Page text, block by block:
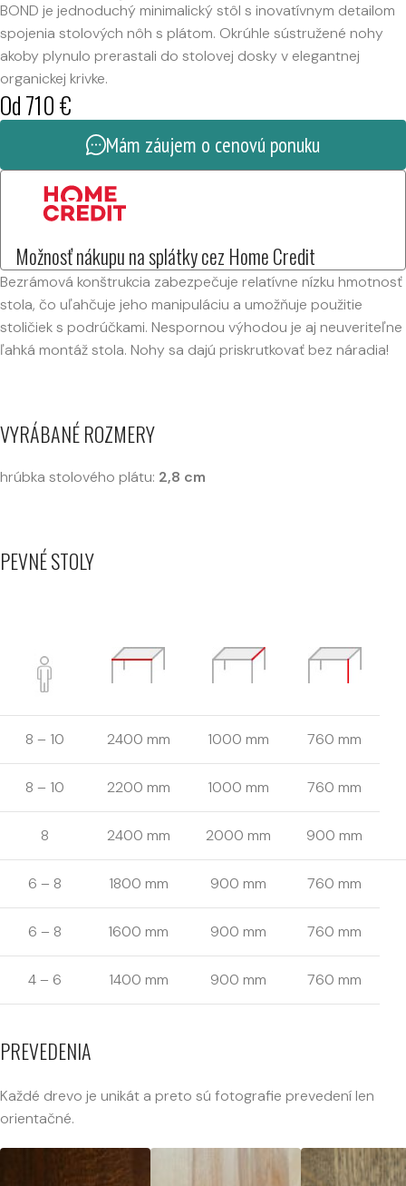
BOND je jednoduchý minimalický stôl s inovatívnym detailom
spojenia stolových nôh s plátom. Okrúhle sústružené nohy
akoby plynulo prerastali do stolovej dosky v elegantnej
organickej krivke.
Od710€
Mám záujem o cenovú ponuku
Možnosť nákupu na splátky cez Home Credit
Bezrámová konštrukcia zabezpečuje relatívne nízku hmotnosť
stola, čo uľahčuje jeho manipuláciu a umožňuje použitie
stoličiek s podrúčkami. Nespornou výhodou je aj neuveriteľne
ľahká montáž stola. Nohy sa dajú priskrutkovať bez náradia!
VYRÁBANÉ ROZMERY
hrúbka stolového plátu: 2,8 cm
PEVNÉ STOLY
8 – 10 2400 mm 1000 mm 760 mm
8 – 10 2200 mm 1000 mm 760 mm
8 2400 mm 2000 mm 900 mm
6 – 8 1800 mm 900 mm 760 mm
6 – 8 1600 mm 900 mm 760 mm
4 – 6 1400 mm 900 mm 760 mm
PREVEDENIA
Každé drevo je unikát a preto sú fotografie prevedení len
orientačné.